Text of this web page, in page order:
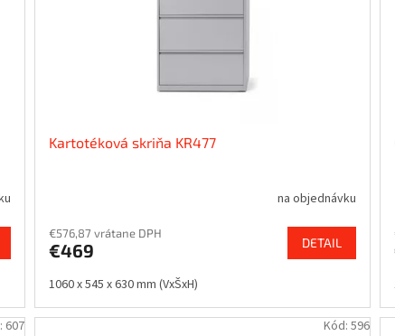
Kartotéková skriňa KR477
na objednávku
€576,87 vrátane DPH
€469 DETAIL
1060 x 545 x 630 mm (VxŠxH)
607 Kód:596